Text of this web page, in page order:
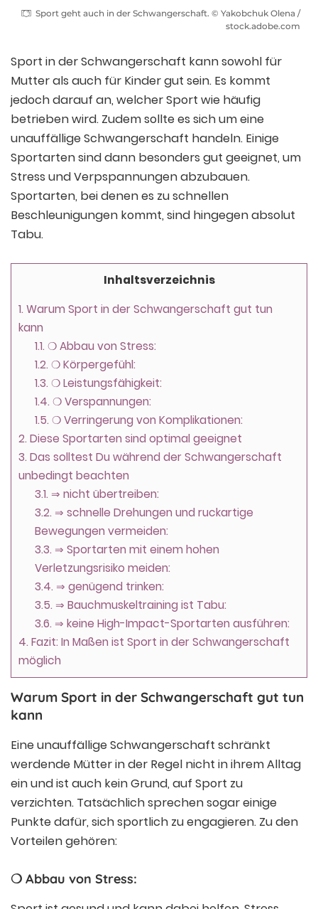
Sport geht auch in der Schwangerschaft. © Yakobchuk Olena /
stock.adobe.com
Sport in der Schwangerschaft kann sowohl für
Mutter als auch für Kinder gut sein. Es kommt
jedoch darauf an, welcher Sport wie häufig
betrieben wird. Zudem sollte es sich um eine
unauffällige Schwangerschaft handeln. Einige
Sportarten sind dann besonders gut geeignet, um
Stress und Verpspannungen abzubauen.
Sportarten, bei denen es zu schnellen
Beschleunigungen kommt, sind hingegen absolut
Tabu.
Inhaltsverzeichnis
1. Warum Sport in der Schwangerschaft gut tun
kann
1.1. ❍ Abbau von Stress:
1.2. ❍ Körpergefühl:
1.3. ❍ Leistungsfähigkeit:
1.4. ❍ Verspannungen:
1.5. ❍ Verringerung von Komplikationen:
2. Diese Sportarten sind optimal geeignet
3. Das solltest Du während der Schwangerschaft
unbedingt beachten
3.1. ⇒ nicht übertreiben:
3.2. ⇒ schnelle Drehungen und ruckartige
Bewegungen vermeiden:
3.3. ⇒ Sportarten mit einem hohen
Verletzungsrisiko meiden:
3.4. ⇒ genügend trinken:
3.5. ⇒ Bauchmuskeltraining ist Tabu:
3.6. ⇒ keine High-Impact-Sportarten ausführen:
4. Fazit: In Maßen ist Sport in der Schwangerschaft
möglich
Warum Sport in der Schwangerschaft gut tun
kann
Eine unauffällige Schwangerschaft schränkt
werdende Mütter in der Regel nicht in ihrem Alltag
ein und ist auch kein Grund, auf Sport zu
verzichten. Tatsächlich sprechen sogar einige
Punkte dafür, sich sportlich zu engagieren. Zu den
Vorteilen gehören:
❍ Abbau von Stress: